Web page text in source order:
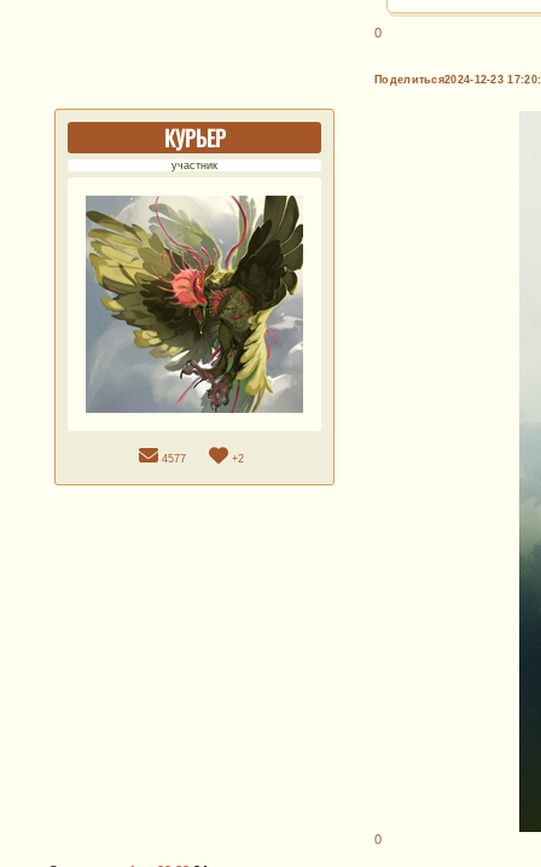
0
Поделиться2024-12-23
КУРЬЕР
участник
4577 +2
0